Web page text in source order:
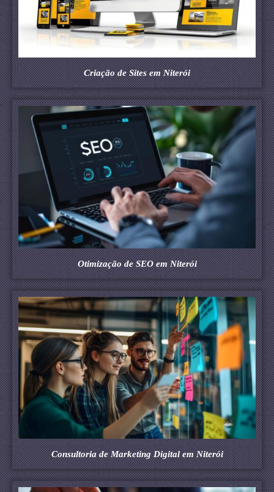
Criação de Sites em Niterói
Otimização de SEO em Niterói
Consultoria de Marketing Digital em Niterói